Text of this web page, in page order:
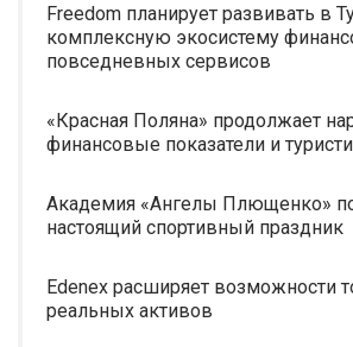
Freedom планирует развивать в
комплексную экосистему
повседневных сервисов
«Красная Поляна» продолжает
финансовые показатели и
Академия «Ангелы Плющенко»
настоящий спортивный праздник
Edenex расширяет возможности
реальных активов